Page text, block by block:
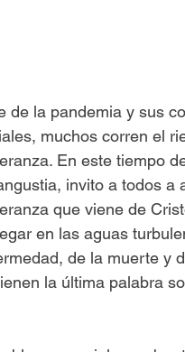
de la pandemia y sus
muchos corren el
En este tiempo
invito a todos a
que viene de
en las aguas
de la muerte y
la última palabra